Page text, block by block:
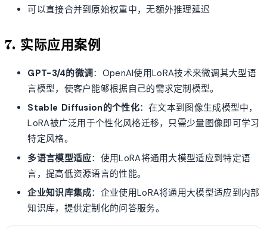
可以直接合并到原始权重中，无额外推理延迟
7. 实际应用案例
GPT-3/4的微调：OpenAI使用LoRA技术来微调其大型语
言模型，使客户能够根据自己的需求定制模型。
Stable Diffusion的个性化：在文本到图像生成模型中，
LoRA被广泛用于个性化风格迁移，只需少量图像即可学习
特定风格。
多语言模型适应：使用LoRA将通用大模型适应到特定语
言，提高低资源语言的性能。
企业知识库集成：企业使用LoRA将通用大模型适应到内部
知识库，提供定制化的问答服务。